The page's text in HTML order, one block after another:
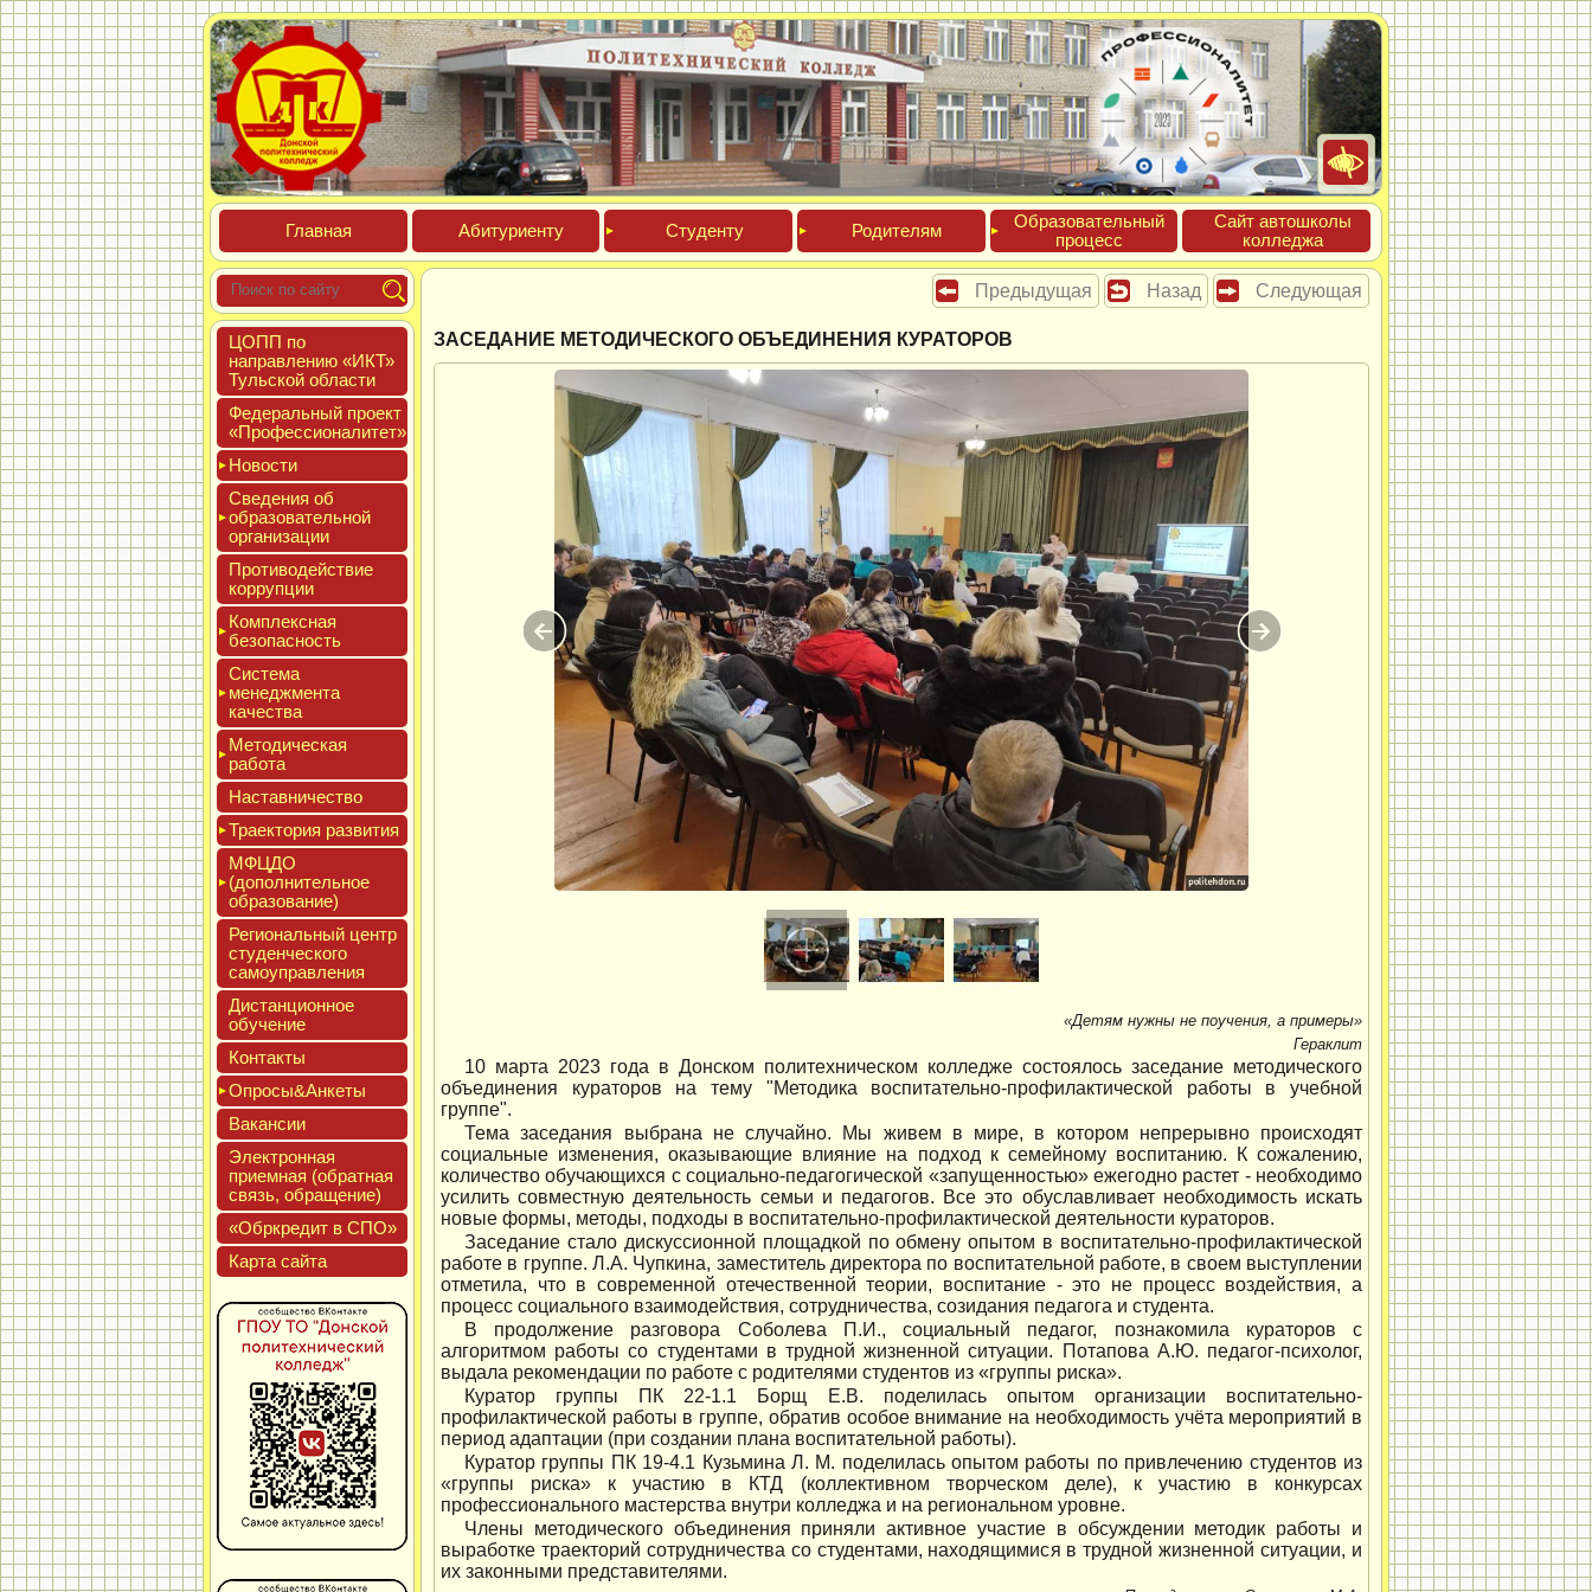
Глав­ная Аби­тури­ен­ту Сту­ден­ту Роди­телям
Обра­зова­тель­ный
про­цесс
Сайт ав­тошко­лы
кол­леджа
ЦОПП по
нап­равле­нию «ИКТ»
Туль­ской об­ласти
Феде­раль­ный про­ект
«Про­фес­си­она­литет»
Новос­ти
Све­дения об
об­ра­зова­тель­ной
ор­га­низа­ции
Про­тиво­дей­ствие
кор­рупции
Ком­плексная
бе­зопас­ность
Сис­те­ма
ме­нед­жмен­та
ка­чес­тва
Мето­дичес­кая
ра­бота
Нас­тавни­чес­тво
Тра­ек­то­рия раз­ви­тия
МФЦДО
(до­пол­ни­тель­ное
об­ра­зова­ние)
Реги­ональ­ный центр
сту­ден­ческо­го
са­мо­уп­равле­ния
Дис­танци­он­ное
обу­чение
Кон­такты
Опро­сы&Анке­ты
Вакан­сии
Элек­трон­ная
при­ем­ная (об­ратная
связь, об­ра­щение)
«Обркре­дит в СПО»
Кар­та сай­та
Предыдущая Назад Следующая
ЗАСЕДАНИЕ МЕТОДИЧЕСКОГО ОБЪЕДИНЕНИЯ КУРАТОРОВ
«Детям нужны не поучения, а примеры»
Гераклит
10 марта 2023 года в Донском политехническом колледже состоялось заседание методического
объединения кураторов на тему "Методика воспитательно-профилактической работы в учебной
группе".
Тема заседания выбрана не случайно. Мы живем в мире, в котором непрерывно происходят
социальные изменения, оказывающие влияние на подход к семейному воспитанию. К сожалению,
количество обучающихся с социально-педагогической «запущенностью» ежегодно растет - необходимо
усилить совместную деятельность семьи и педагогов. Все это обуславливает необходимость искать
новые формы, методы, подходы в воспитательно-профилактической деятельности кураторов.
Заседание стало дискуссионной площадкой по обмену опытом в воспитательно-профилактической
работе в группе. Л.А. Чупкина, заместитель директора по воспитательной работе, в своем выступлении
отметила, что в современной отечественной теории, воспитание - это не процесс воздействия, а
процесс социального взаимодействия, сотрудничества, созидания педагога и студента.
В продолжение разговора Соболева П.И., социальный педагог, познакомила кураторов с
алгоритмом работы со студентами в трудной жизненной ситуации. Потапова А.Ю. педагог-психолог,
выдала рекомендации по работе с родителями студентов из «группы риска».
Куратор группы ПК 22-1.1 Борщ Е.В. поделилась опытом организации воспитательно-
профилактической работы в группе, обратив особое внимание на необходимость учёта мероприятий в
период адаптации (при создании плана воспитательной работы).
Куратор группы ПК 19-4.1 Кузьмина Л. М. поделилась опытом работы по привлечению студентов из
«группы риска» к участию в КТД (коллективном творческом деле), к участию в конкурсах
профессионального мастерства внутри колледжа и на региональном уровне.
Члены методического объединения приняли активное участие в обсуждении методик работы и
выработке траекторий сотрудничества со студентами, находящимися в трудной жизненной ситуации, и
их законными представителями.